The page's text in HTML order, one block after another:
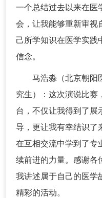
一个总结过去以来在医
会，让我能够重新审视
己所学知识在医学实践
信念。
马浩淼（北京朝阳
究生）：这次演说比赛
台，不仅让我得到了展
导，更让我有幸结识了
在互相交流中学到了专
续前进的力量。感谢各
我讲述属于自己的医学
精彩的活动。